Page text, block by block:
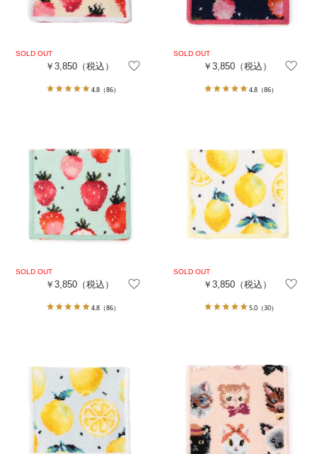
￥3,850 （税込）
4.8（86）
￥3,850（税込）
4.8（86）
￥3,850 （税込）
4.8（86）
￥3,850（税込）
5.0（30）